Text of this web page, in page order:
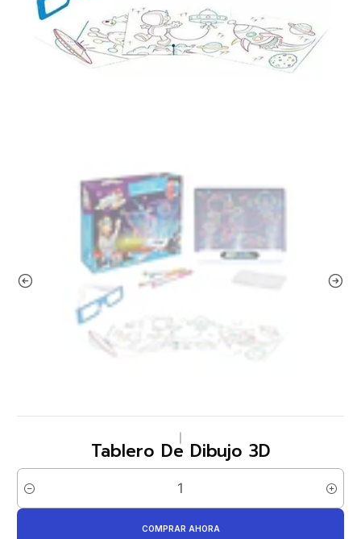
Tablero De Dibujo 3D
Cantidad
COMPRAR AHORA